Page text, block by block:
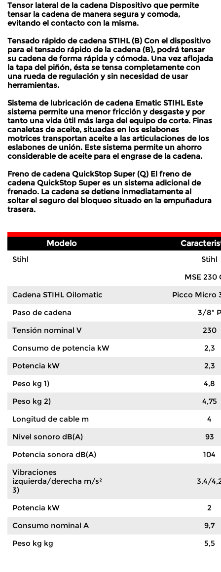
Tensor lateral de la cadena Dispositivo que permite
tensar la cadena de manera segura y comoda,
evitando el contacto con la misma.
Tensado rápido de cadena STIHL (B) Con el dispositivo
para el tensado rápido de la cadena (B), podrá tensar
su cadena de forma rápida y cómoda. Una vez aflojada
la tapa del piñón, ésta se tensa completamente con
una rueda de regulación y sin necesidad de usar
herramientas.
Sistema de lubricación de cadena Ematic STIHL Este
sistema permite una menor fricción y desgaste y por
tanto una vida útil más larga del equipo de corte. Finas
canaletas de aceite, situadas en los eslabones
motrices transportan aceite a las articulaciones de los
eslabones de unión. Este sistema permite un ahorro
considerable de aceite para el engrase de la cadena.
Freno de cadena QuickStop Super (Q) El freno de
cadena QuickStop Super es un sistema adicional de
frenado. La cadena se detiene inmediatamente al
soltar el seguro del bloqueo situado en la empuñadura
trasera.
Modelo
Stihl
Stihl
MSE 230
Cadena STIHL Oilomatic
Picco Micro
Paso de cadena
3/8" P
Tensión nominal V
230
Consumo de potencia kW
2,3
Potencia kW
2,3
Peso kg 1)
4,8
Peso kg 2)
4,75
Longitud de cable m
4
Nivel sonoro dB(A)
93
Potencia sonora dB(A)
104
Vibraciones
izquierda/derecha m/s²
3)
3,4/
Potencia kW
2
Consumo nominal A
9,7
Peso kg kg
5,5